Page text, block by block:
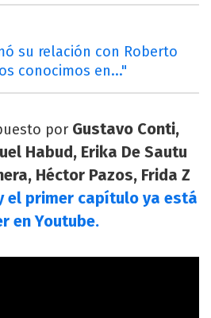
su relación con Roberto
conocimos en..."
por Gustavo Conti,
Habud, Erika De Sautu
Héctor Pazos, Frida Z
el primer capítulo ya está
en Youtube.